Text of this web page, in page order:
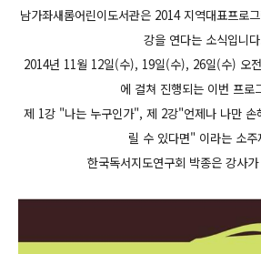
남가좌새롬어린이도서관은 2014 지역대표프로
강을 연다는 소식입니
2014년 11월 12일(수), 19일(수), 26일(수) 오
에 걸쳐 진행되는 이번 프로
제 1강 "나는 누구인가", 제 2강"언제나 나만
릴 수 있다면" 이라는 소주
한국독서지도연구회 박종은 강사